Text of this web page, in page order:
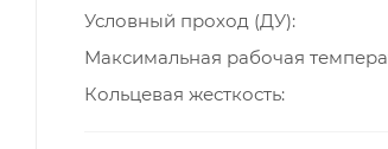
Условный проход (ДУ)
Максимальная рабочая
Кольцевая жесткость